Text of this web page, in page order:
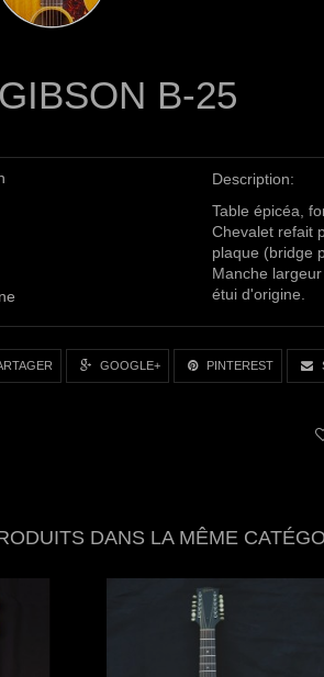
B-25
Description:
Table épicéa,
Chevalet refait
plaque (bridge
Manche
étui d'origine.
GOOGLE+ PINTEREST
DANS LA MÊME